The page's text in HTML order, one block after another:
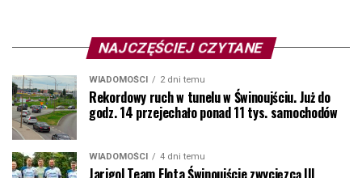
NAJCZĘŚCIEJ CZYTANE
WIADOMOŚCI 2 dni temu
Rekordowy ruch w tunelu w Świnoujściu. Już do
godz. 14 przejechało ponad 11 tys. samochodów
WIADOMOŚCI 4 dni temu
Jarigol Team Flota Świnoujście zwycięzcą III